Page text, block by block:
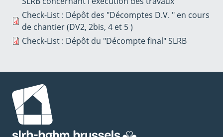
Check-List : Dépôt des "Décomptes D.V. " en cours
de chantier (DV2, 2bis, 4 et 5 )
Check-List : Dépôt du "Décompte final" SLRB
Image